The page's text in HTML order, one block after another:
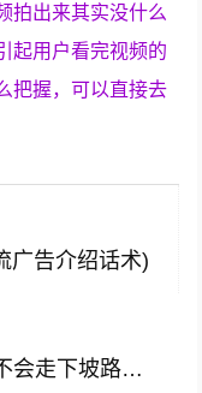
拍出来其实没什么
起用户看完视频的
把握，可以直接去
广告介绍话术)
电商行业大盘:22年电商行业会不会走下坡路？今年网店亏损了还有必要坚持吗？